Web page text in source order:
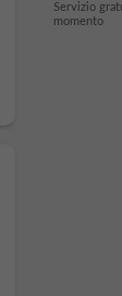
Servizio
momento